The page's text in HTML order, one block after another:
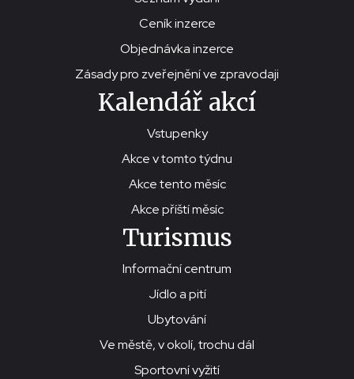
Ceník inzerce
Objednávka inzerce
Zásady pro zveřejnění ve zpravodaji
Kalendář akcí
Vstupenky
Akce v tomto týdnu
Akce tento měsíc
Akce příští měsíc
Turismus
Informační centrum
Jídlo a pití
Ubytování
Ve městě, v okolí, trochu dál
Sportovní vyžití